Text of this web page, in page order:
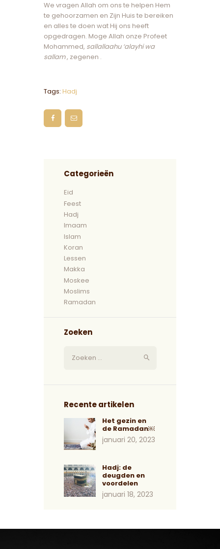
We vragen Allah om ons te helpen Hem
te gehoorzamen en Zijn Huis te bereiken
en alles te doen wat Hij ons heeft
opgedragen. Moge Allah onze Profeet
Mohammed, sallallaahu ‘alayhi wa
sallam, zegenen .
Tags: Hadj
Categorieën
Eid
Feest
Hadj
Imaam
Islam
Koran
Lessen
Makka
Moskee
Moslims
Ramadan
Zoeken
Recente artikelen
Het gezin en
de Ramadan￼
januari 20, 2023
Hadj: de
deugden en
voordelen
januari 18, 2023